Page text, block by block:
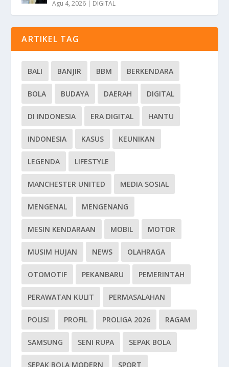
Agu 4, 2026 | DIGITAL
ARTIKEL TAG
BALI BANJIR BBM BERKENDARA
BOLA BUDAYA DAERAH DIGITAL
DI INDONESIA ERA DIGITAL HANTU
INDONESIA KASUS KEUNIKAN
LEGENDA LIFESTYLE
MANCHESTER UNITED MEDIA SOSIAL
MENGENAL MENGENANG
MESIN KENDARAAN MOBIL MOTOR
MUSIM HUJAN NEWS OLAHRAGA
OTOMOTIF PEKANBARU PEMERINTAH
PERAWATAN KULIT PERMASALAHAN
POLISI PROFIL PROLIGA 2026 RAGAM
SAMSUNG SENI RUPA SEPAK BOLA
SEPAK BOLA MODERN SPORT